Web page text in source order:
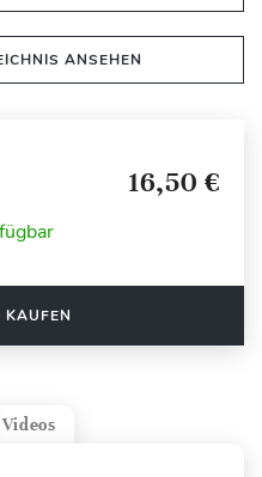
ANSEHEN
16,50 €
KAUFEN
Videos